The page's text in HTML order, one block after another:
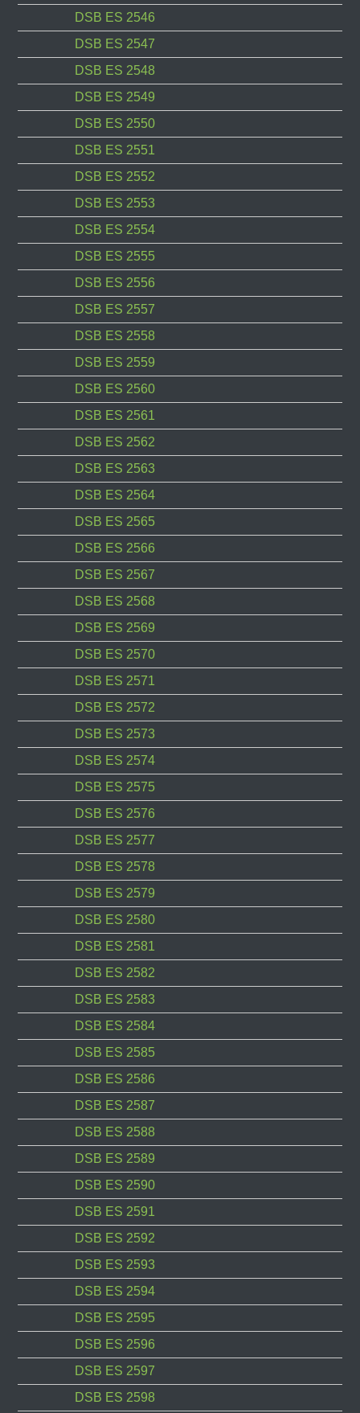
DSB ES 2546
DSB ES 2547
DSB ES 2548
DSB ES 2549
DSB ES 2550
DSB ES 2551
DSB ES 2552
DSB ES 2553
DSB ES 2554
DSB ES 2555
DSB ES 2556
DSB ES 2557
DSB ES 2558
DSB ES 2559
DSB ES 2560
DSB ES 2561
DSB ES 2562
DSB ES 2563
DSB ES 2564
DSB ES 2565
DSB ES 2566
DSB ES 2567
DSB ES 2568
DSB ES 2569
DSB ES 2570
DSB ES 2571
DSB ES 2572
DSB ES 2573
DSB ES 2574
DSB ES 2575
DSB ES 2576
DSB ES 2577
DSB ES 2578
DSB ES 2579
DSB ES 2580
DSB ES 2581
DSB ES 2582
DSB ES 2583
DSB ES 2584
DSB ES 2585
DSB ES 2586
DSB ES 2587
DSB ES 2588
DSB ES 2589
DSB ES 2590
DSB ES 2591
DSB ES 2592
DSB ES 2593
DSB ES 2594
DSB ES 2595
DSB ES 2596
DSB ES 2597
DSB ES 2598